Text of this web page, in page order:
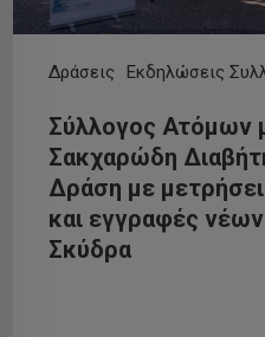
Δράσεις Εκδηλώσεις
Σύλλογος Ατόμων
Σακχαρώδη
Δράση με
και εγγραφές
Σκύδρα